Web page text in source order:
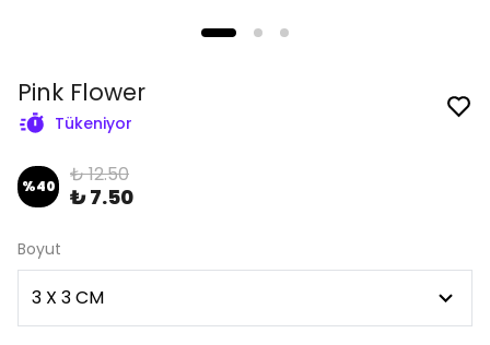
Pink Flower
Tükeniyor
%40 ₺ 12.50
₺ 7.50
Boyut